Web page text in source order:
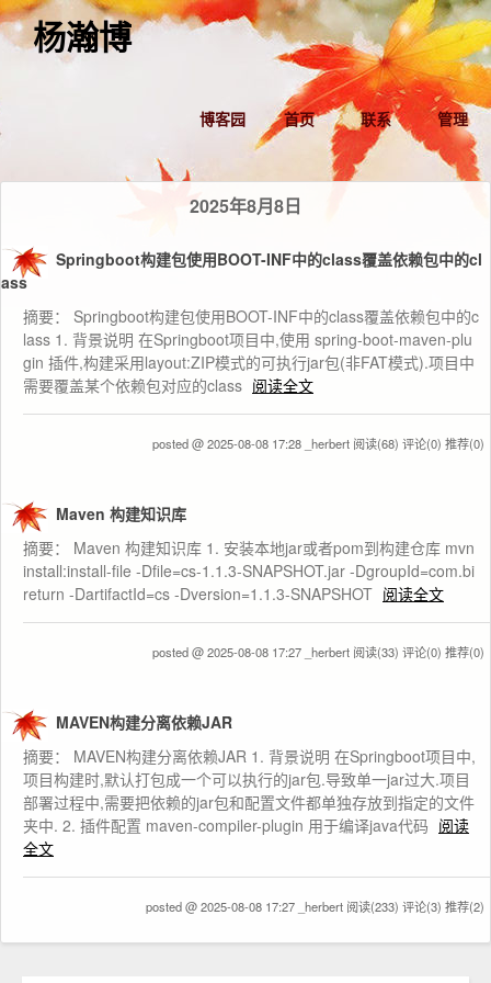
杨瀚博
博客园 首页 联系 管理
2025年8月8日
Springboot构建包使用BOOT-INF中的class覆盖依赖包中的cl
ass
摘要： Springboot构建包使用BOOT-INF中的class覆盖依赖包中的c
lass 1. 背景说明 在Springboot项目中,使用 spring-boot-maven-plu
gin 插件,构建采用layout:ZIP模式的可执行jar包(非FAT模式).项目中
需要覆盖某个依赖包对应的class 阅读全文
posted @ 2025-08-08 17:28 _herbert 阅读(68) 评论(0) 推荐(0)
Maven 构建知识库
摘要： Maven 构建知识库 1. 安装本地jar或者pom到构建仓库 mvn
install:install-file -Dfile=cs-1.1.3-SNAPSHOT.jar -DgroupId=com.bi
return -DartifactId=cs -Dversion=1.1.3-SNAPSHOT 阅读全文
posted @ 2025-08-08 17:27 _herbert 阅读(33) 评论(0) 推荐(0)
MAVEN构建分离依赖JAR
摘要： MAVEN构建分离依赖JAR 1. 背景说明 在Springboot项目中,
项目构建时,默认打包成一个可以执行的jar包.导致单一jar过大.项目
部署过程中,需要把依赖的jar包和配置文件都单独存放到指定的文件
夹中. 2. 插件配置 maven-compiler-plugin 用于编译java代码 阅读
全文
posted @ 2025-08-08 17:27 _herbert 阅读(233) 评论(3) 推荐(2)